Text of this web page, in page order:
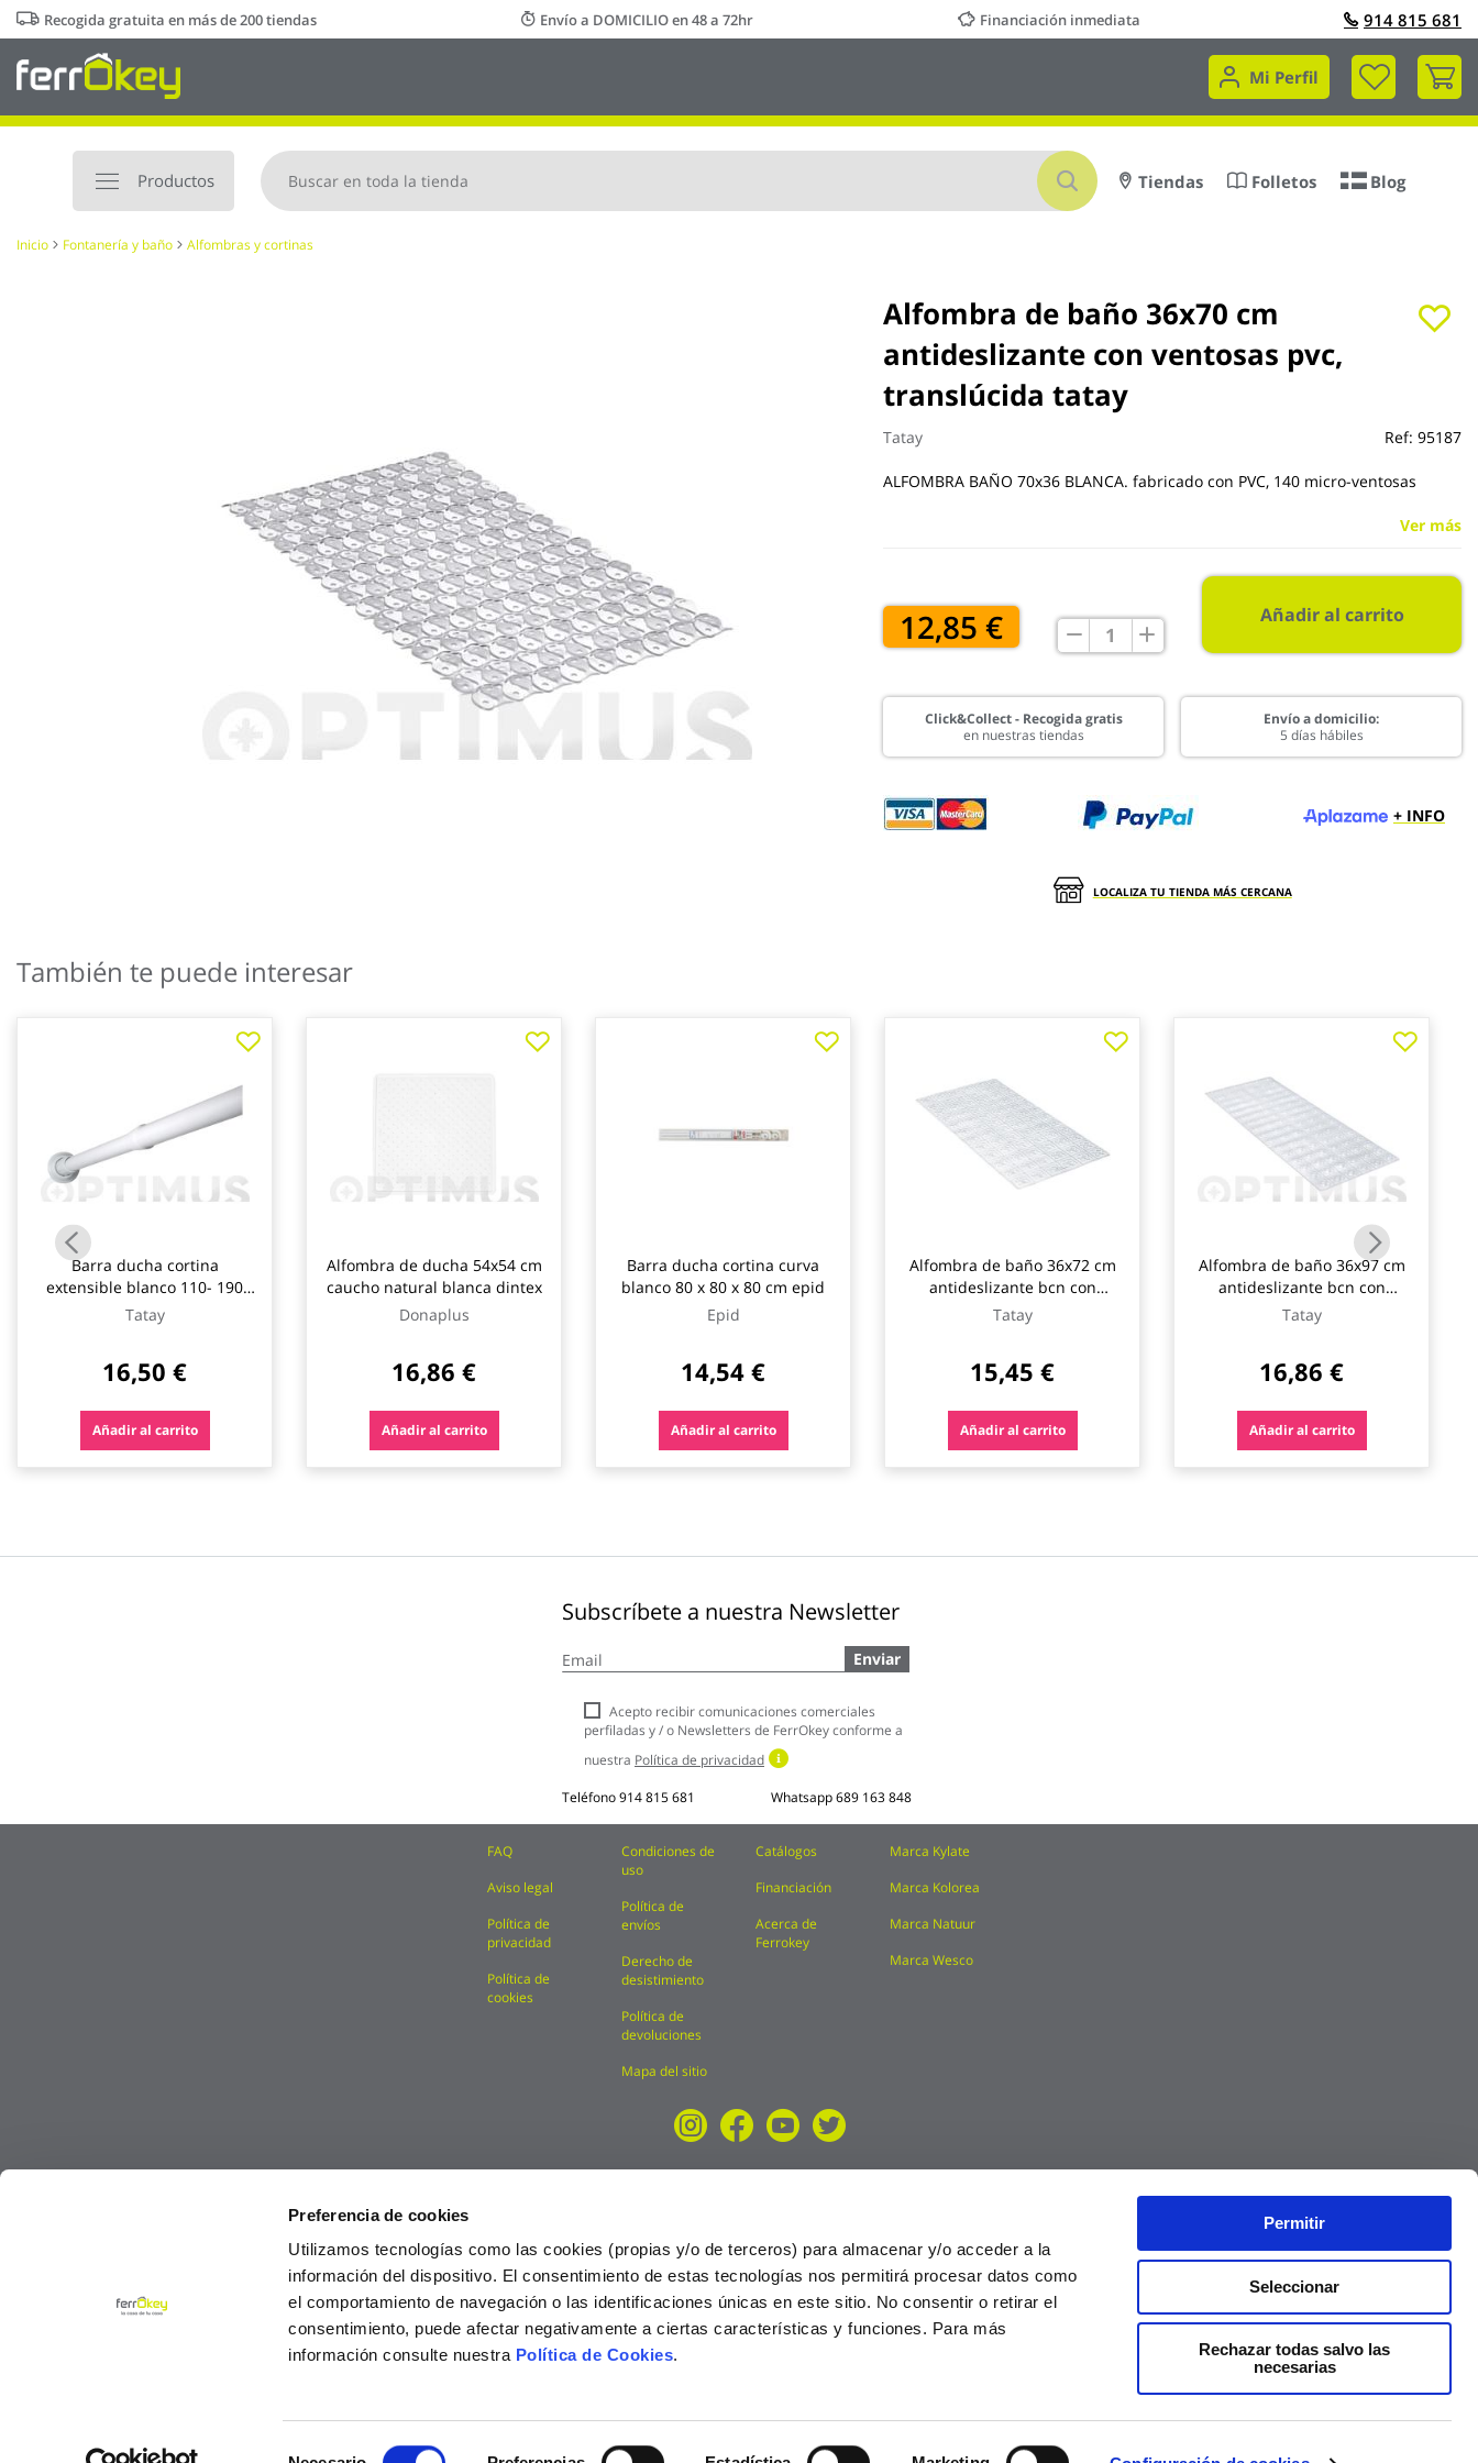
Preferencia de cookies
Utilizamos tecnologías como las cookies (propias y/o de terceros) para almacenar y/o acceder a la
información del dispositivo. El consentimiento de estas tecnologías nos permitirá procesar datos como
el comportamiento de navegación o las identificaciones únicas en este sitio. No consentir o retirar el
consentimiento, puede afectar negativamente a ciertas características y funciones. Para más
información consulte nuestra Política de Cookies.
Permitir
Seleccionar
Rechazar todas salvo las
necesarias
Ir
al
contenido
Recogida gratuita en más de 200 tiendas Envío a DOMICILIO en 48 a 72hr Financiación inmediata 914 815 681
Mi Perfil
Mi
Productos
Buscar
Tiendas Folletos Blog
Inicio Fontanería y baño Alfombras y cortinas
Alfombra de baño 36x70 cm
antideslizante con ventosas pvc,
translúcida tatay
Tatay Ref: 95187
ALFOMBRA BAÑO 70x36 BLANCA. fabricado con PVC, 140 micro-ventosas
Ver más
12,85 € Añadir al carrito
Click&Collect - Recogida gratis
en nuestras tiendas
Envío a domicilio:
5 días hábiles
+ INFO
LOCALIZA TU TIENDA MÁS CERCANA
También te puede interesar
Barra ducha cortina
extensible blanco 110- 190
cm tatay
Tatay
16,50 €
Añadir al carrito
Alfombra de ducha 54x54 cm
caucho natural blanca dintex
Donaplus
16,86 €
Añadir al carrito
Barra ducha cortina curva
blanco 80 x 80 x 80 cm epid
Epid
14,54 €
Añadir al carrito
Alfombra de baño 36x72 cm
antideslizante bcn con
ventosas translucida tatay
Tatay
15,45 €
Añadir al carrito
Alfombra de baño 36x97 cm
antideslizante bcn con
ventosas translucida tatay
Tatay
16,86 €
Añadir al carrito
Subscríbete a nuestra Newsletter
a
boletín
noticias:
Enviar
Acepto recibir comunicaciones comerciales
perfiladas y / o Newsletters de FerrOkey conforme a
nuestra Política de privacidad
Teléfono914 815 681 Whatsapp689 163 848
FAQ
Aviso legal
Política de
privacidad
Política de
cookies
Condiciones de
uso
Política de
envíos
Derecho de
desistimiento
Política de
devoluciones
Mapa del sitio
Catálogos
Financiación
Acerca de
Ferrokey
Marca Kylate
Marca Kolorea
Marca Natuur
Marca Wesco
© Ferrokey todos los derechos reservados 2025 Precios válidos solo en la web, no en tienda